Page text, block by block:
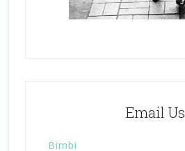
Email Us
Bimbi